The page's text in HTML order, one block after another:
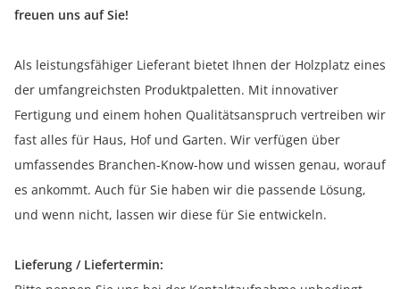
freuen uns auf Sie!
Als leistungsfähiger Lieferant bietet Ihnen der Holzplatz eines
der umfangreichsten Produktpaletten. Mit innovativer
Fertigung und einem hohen Qualitätsanspruch vertreiben wir
fast alles für Haus, Hof und Garten. Wir verfügen über
umfassendes Branchen-Know-how und wissen genau, worauf
es ankommt. Auch für Sie haben wir die passende Lösung,
und wenn nicht, lassen wir diese für Sie entwickeln.
Lieferung / Liefertermin: